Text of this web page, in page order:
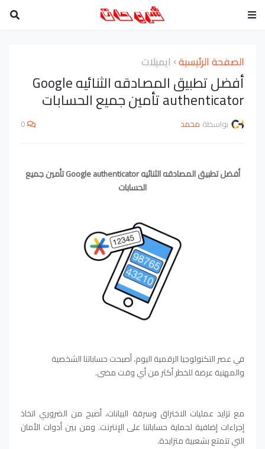
الصفحة الرئيسية ايميلات
أفضل تطبيق المصادقه الثنائيه Google
authenticator تأمين جميع الحسابات
بواسطة محمد 0
أفضل تطبيق المصادقه الثنائيه Google authenticator تأمين جميع
الحسابات
في عصر التكنولوجيا الرقمية اليوم، أصبحت حساباتنا الشخصية
والمهنية عرضة للخطر أكثر من أي وقت مضى.
مع تزايد عمليات الاختراق وسرقة البيانات، أصبح من الضروري اتخاذ
إجراءات إضافية لحماية حساباتنا على الإنترنت. ومن بين أدوات الأمان
التي تتمتع بشعبية متزايدة.